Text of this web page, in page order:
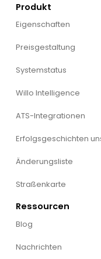
Produkt
Eigenschaften
Preisgestaltung
Systemstatus
Willo Intelligence
ATS-Integrationen
Erfolgsgeschichten
Änderungsliste
Straßenkarte
Ressourcen
Blog
Nachrichten